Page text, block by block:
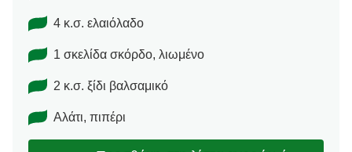
4 κ.σ. ελαιόλαδο
1 σκελίδα σκόρδο, λιωμένο
2 κ.σ. ξίδι βαλσαμικό
Αλάτι, πιπέρι